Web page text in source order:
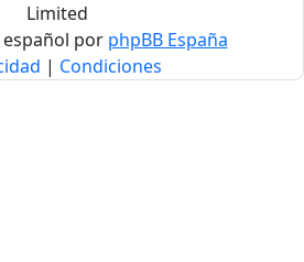
Limited
por phpBB España
| Condiciones